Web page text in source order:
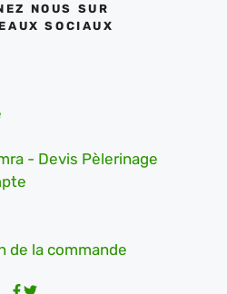
NOUS SUR
SOCIAUX
- Devis Pèlerinage
de la commande